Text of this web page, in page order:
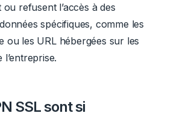
refusent l’accès à des
spécifiques, comme les
ou les URL hébergées sur les
SSL sont si